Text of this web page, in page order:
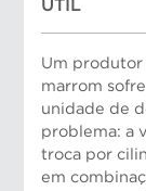
ÚTIL
Um produtor
marrom
unidade de
problema: a
troca por
em